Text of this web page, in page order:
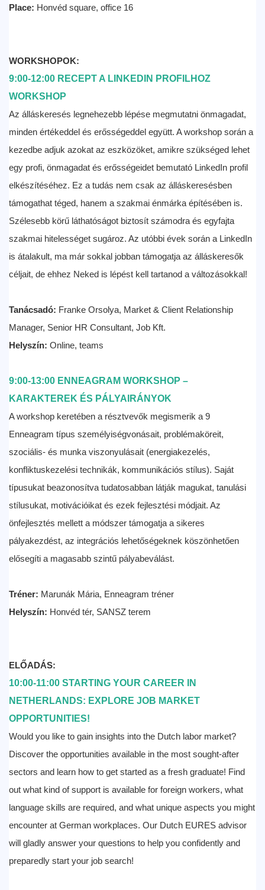
Place: Honvéd square, office 16
WORKSHOPOK:
9:00-12:00 RECEPT A LINKEDIN PROFILHOZ
WORKSHOP
Az álláskeresés legnehezebb lépése megmutatni önmagadat,
minden értékeddel és erősségeddel együtt. A workshop során a
kezedbe adjuk azokat az eszközöket, amikre szükséged lehet
egy profi, önmagadat és erősségeidet bemutató LinkedIn profil
elkészítéséhez. Ez a tudás nem csak az álláskeresésben
támogathat téged, hanem a szakmai énmárka építésében is.
Szélesebb körű láthatóságot biztosít számodra és egyfajta
szakmai hitelességet sugároz. Az utóbbi évek során a LinkedIn
is átalakult, ma már sokkal jobban támogatja az álláskeresők
céljait, de ehhez Neked is lépést kell tartanod a változásokkal!
Tanácsadó: Franke Orsolya, Market & Client Relationship
Manager, Senior HR Consultant, Job Kft.
Helyszín: Online, teams
9:00-13:00 ENNEAGRAM WORKSHOP –
KARAKTEREK ÉS PÁLYAIRÁNYOK
A workshop keretében a résztvevők megismerik a 9
Enneagram típus személyiségvonásait, problémaköreit,
szociális- és munka viszonyulásait (energiakezelés,
konfliktuskezelési technikák, kommunikációs stílus). Saját
típusukat beazonosítva tudatosabban látják magukat, tanulási
stílusukat, motivációikat és ezek fejlesztési módjait. Az
önfejlesztés mellett a módszer támogatja a sikeres
pályakezdést, az integrációs lehetőségeknek köszönhetően
elősegíti a magasabb szintű pályabeválást.
Tréner: Marunák Mária, Enneagram tréner
Helyszín: Honvéd tér, SANSZ terem
ELŐADÁS:
10:00-11:00 STARTING YOUR CAREER IN
NETHERLANDS: EXPLORE JOB MARKET
OPPORTUNITIES!
Would you like to gain insights into the Dutch labor market?
Discover the opportunities available in the most sought-after
sectors and learn how to get started as a fresh graduate! Find
out what kind of support is available for foreign workers, what
language skills are required, and what unique aspects you might
encounter at German workplaces. Our Dutch EURES advisor
will gladly answer your questions to help you confidently and
preparedly start your job search!